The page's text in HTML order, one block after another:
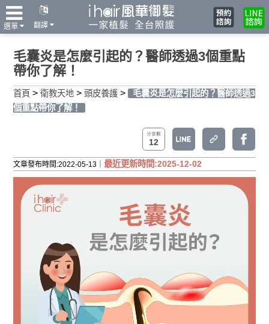
翻譯
選單
毛囊炎是怎麼引起的？醫師透過3個重點
帶你了解！
首頁 > 衛教天地 > 頭皮養護 >
毛囊炎是怎麼引起的？醫師透過3
個重點帶你了解！
12
文章發布時間:2022-05-13｜ 最近更新時間:2025-12-02